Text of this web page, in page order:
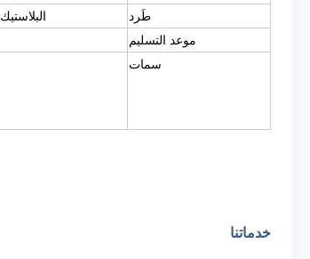
طَرد
موعد التسليم
سمات
خدماتنا